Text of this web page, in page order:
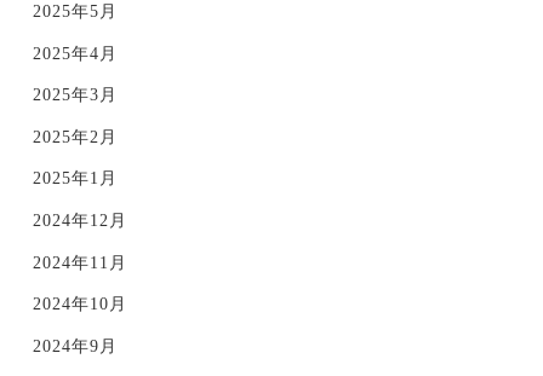
2025年5月
2025年4月
2025年3月
2025年2月
2025年1月
2024年12月
2024年11月
2024年10月
2024年9月